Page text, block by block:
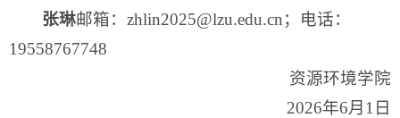
张琳邮箱：zhlin2025@lzu.edu.cn；电话：
19558767748
资源环境学院
2026年6月1日